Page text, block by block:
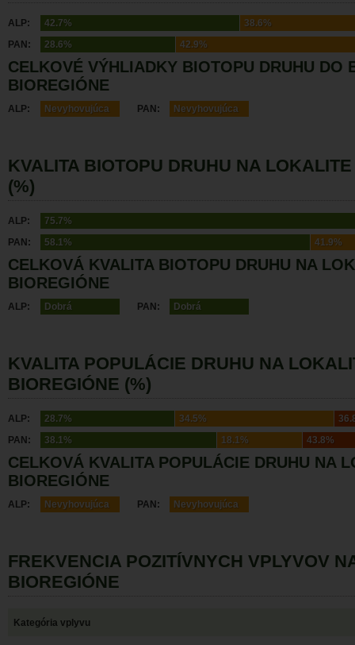
ALP: 42.7%
38.6%
PAN:
28.6% 42.9%
CELKOVÉ VÝHLIADKY BIOTOPU DRUHU DO
BIOREGIÓNE
ALP: Nevyhovujúca PAN: Nevyhovujúca
KVALITA BIOTOPU DRUHU NA
(%)
ALP:
75.7%
PAN:
58.1% 41.9%
CELKOVÁ KVALITA BIOTOPU DRUHU NA
BIOREGIÓNE
ALP: Dobrá PAN: Dobrá
KVALITA POPULÁCIE DRUHU NA
BIOREGIÓNE (%)
ALP: 28.7% 34.5%
PAN:
38.1% 18.1% 43.8%
CELKOVÁ KVALITA POPULÁCIE DRUHU NA
BIOREGIÓNE
ALP: Nevyhovujúca PAN: Nevyhovujúca
FREKVENCIA POZITÍVNYCH VPLYVOV
BIOREGIÓNE
Kategória vplyvu